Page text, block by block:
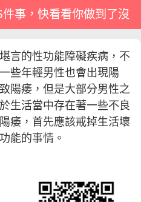
事，快看看你做到了沒
言的性功能障礙疾病，不
些年輕男性也會出現陽
陽痿，但是大部分男性之
生活當中存在著一些不良
痿，首先應該戒掉生活壞
能的事情。